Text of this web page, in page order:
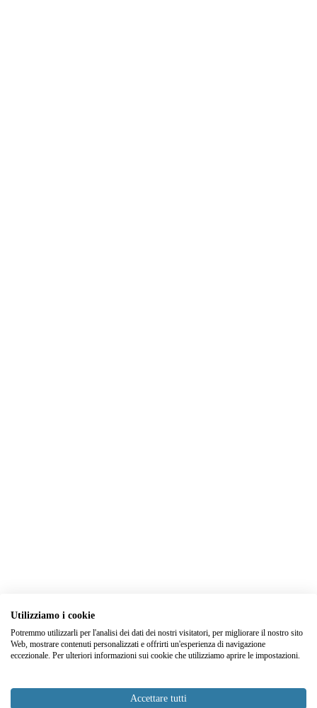
Utilizziamo i cookie
Potremmo utilizzarli per l'analisi dei dati dei nostri visitatori, per migliorare il nostro sito
Web, mostrare contenuti personalizzati e offrirti un'esperienza di navigazione
eccezionale. Per ulteriori informazioni sui cookie che utilizziamo aprire le impostazioni.
Accettare tutti